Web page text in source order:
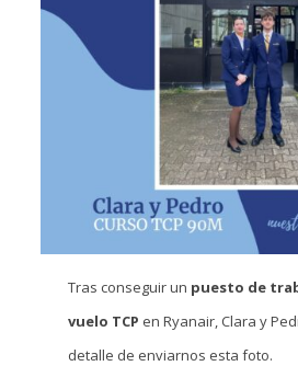
Tras conseguir un puesto de
vuelo TCP en Ryanair, Clara y
detalle de enviarnos esta foto.